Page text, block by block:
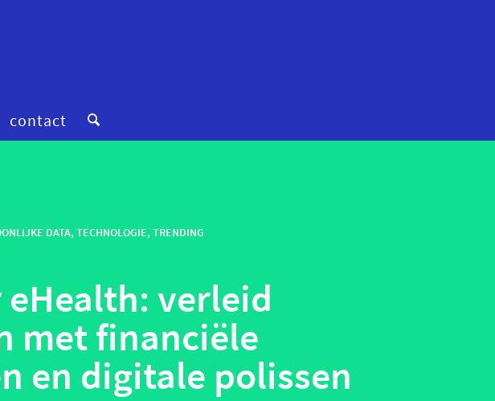
robotica
smart hospitals
smart stuff
contact
DATA,TECHNOLOGIE,TRENDING
eHealth: verleid
met financiële
en digitale polissen